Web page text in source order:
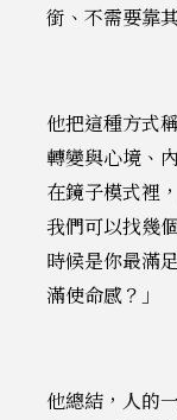
銜、不需要靠
他把這種方式
轉變與心境、
在鏡子模式裡
我們可以找幾
時候是你最滿
滿使命感？」
他總結，人的